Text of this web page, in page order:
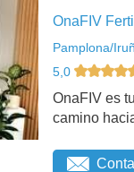
OnaFIV
Pamplona/
5,0
OnaFIV es
camino